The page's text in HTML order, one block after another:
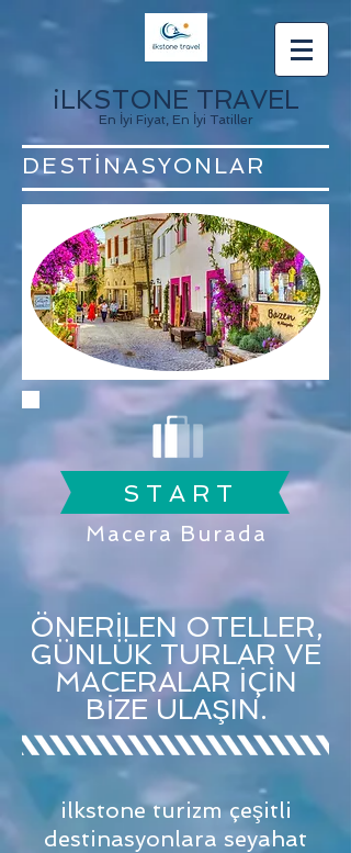
iLKSTONE TRAVEL
En İyi Fiyat, En İyi Tatiller
DESTİNASYONLAR
S T A R T
Macera Burada
ÖNERİLEN OTELLER,
GÜNLÜK TURLAR VE
MACERALAR İÇİN
BİZE ULAŞIN.
ilkstone turizm çeşitli
destinasyonlara seyahat